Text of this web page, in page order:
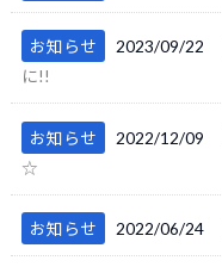
お知らせ 2023/09/22
に!!
お知らせ 2022/12/09
☆
お知らせ 2022/06/24